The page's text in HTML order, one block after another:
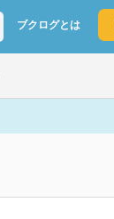
ブクログとは